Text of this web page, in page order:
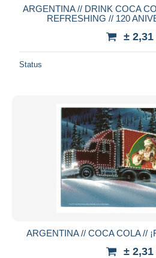
ARGENTINA // DRINK COCA
REFRESHING // 120
± 2,31
Status
ARGENTINA // COCA COLA //
± 2,31